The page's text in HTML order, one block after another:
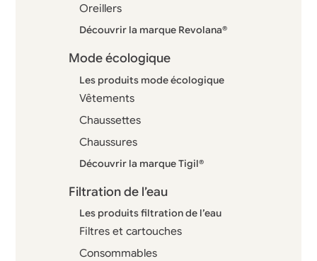
Oreillers
Découvrir la marque Revolana®
Mode écologique
Les produits mode écologique
Vêtements
Chaussettes
Chaussures
Découvrir la marque Tigil®
Filtration de l’eau
Les produits filtration de l’eau
Filtres et cartouches
Consommables